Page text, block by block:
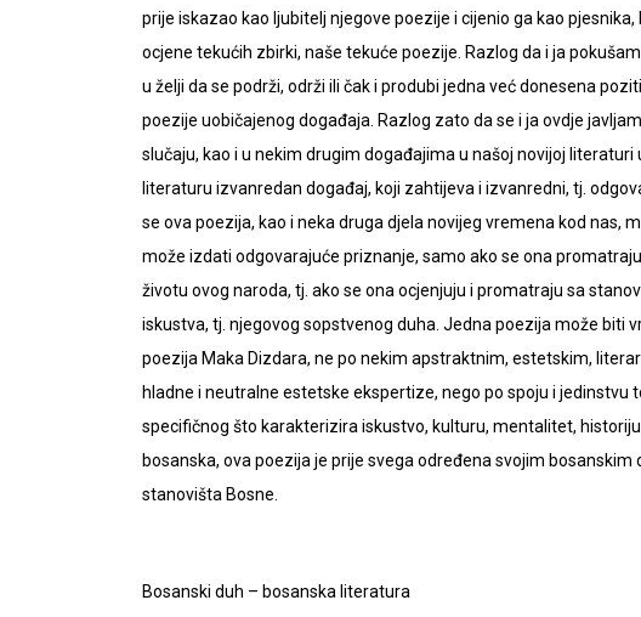
prije iskazao kao ljubitelj njegove poezije i cijenio ga kao
ocjene tekućih zbirki, naše tekuće poezije. Razlog da i ja
u želji da se podrži, održi ili čak i produbi jedna već donesena
poezije uobičajenog događaja. Razlog zato da se i ja ovdje
slučaju, kao i u nekim drugim događajima u našoj novijoj
literaturu izvanredan događaj, koji zahtijeva i izvanredni, tj.
se ova poezija, kao i neka druga djela novijeg vremena kod nas,
može izdati odgovarajuće priznanje, samo ako se ona
životu ovog naroda, tj. ako se ona ocjenjuju i promatraju sa
iskustva, tj. njegovog sopstvenog duha. Jedna poezija može biti
poezija Maka Dizdara, ne po nekim apstraktnim, estetskim,
hladne i neutralne estetske ekspertize, nego po spoju i
specifičnog što karakterizira iskustvo, kulturu, mentalitet,
bosanska, ova poezija je prije svega određena svojim
stanovišta Bosne.
Bosanski duh – bosanska literatura